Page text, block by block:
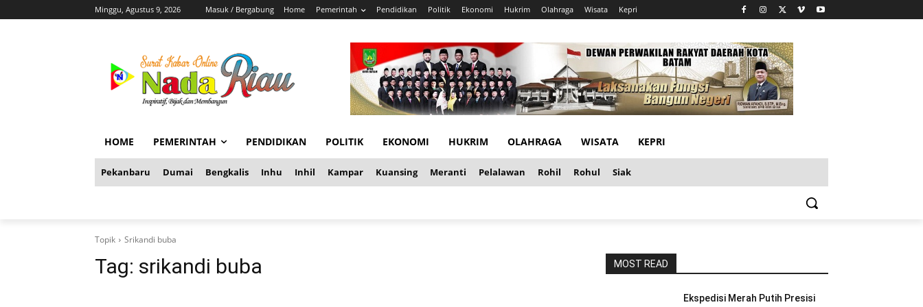
Minggu, Agustus 9, 2026 Masuk / Bergabung Home Pemerintah Pendidikan Politik Ekonomi Hukrim Olahraga Wisata Kepri
HOME PEMERINTAH PENDIDIKAN POLITIK EKONOMI HUKRIM OLAHRAGA WISATA KEPRI
Pekanbaru Dumai Bengkalis Inhu Inhil Kampar Kuansing Meranti Pelalawan Rohil Rohul Siak
Topik Srikandi buba
Tag: srikandi buba MOST READ
Ekspedisi Merah Putih Presisi